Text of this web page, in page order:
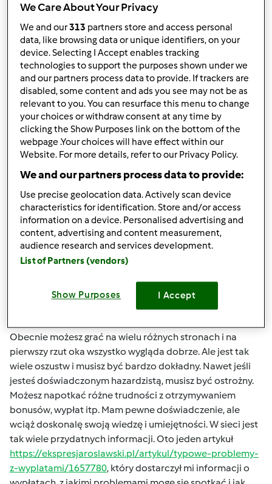
Really engaging topics. Fully accessible to a huge treasure
trove of information. Exploit skills and develop creativity.
Enhance knowledge and experience. Follow each topic to
accessscratch gamesand learn more about new and
unique innovations.
Góra strony
Zalogujlub zarejestruj sięaby dodawać
komentarze
Kasper62 Dołączył : 19.03.2025
Obecnie możesz grać na wielu różnych stronach i na
pierwszy rzut oka wszystko wygląda dobrze. Ale jest tak
wiele oszustw i musisz być bardzo dokładny. Nawet jeśli
jesteś doświadczonym hazardzistą, musisz być ostrożny.
Możesz napotkać różne trudności z otrzymywaniem
bonusów, wypłat itp. Mam pewne doświadczenie, ale
wciąż doskonalę swoją wiedzę i umiejętności. W sieci jest
tak wiele przydatnych informacji. Oto jeden artykuł
https://ekspresjaroslawski.pl/artykul/typowe-problemy-
z-wyplatami/1657780, który dostarczył mi informacji o
We Care About Your Privacy
We and our313 partners store and access personal
data, like browsing data or unique identifiers, on your
device. Selecting I Accept enables tracking
technologies to support the purposes shown under we
and our partners process data to provide. If trackers are
disabled, some content and ads you see may not be as
relevant to you. You can resurface this menu to change
your choices or withdraw consent at any time by
clicking the Show Purposes link on the bottom of the
webpage .Your choices will have effect within our
Website. For more details, refer to our Privacy Policy.
We and our partners process data to provide:
Use precise geolocation data. Actively scan device
characteristics for identification. Store and/or access
information on a device. Personalised advertising and
content, advertising and content measurement,
audience research and services development.
List of Partners (vendors)
Show Purposes I Accept